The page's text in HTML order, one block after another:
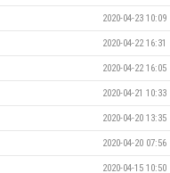
2020-04-23 10:09
2020-04-22 16:31
2020-04-22 16:05
2020-04-21 10:33
2020-04-20 13:35
2020-04-20 07:56
2020-04-15 10:50